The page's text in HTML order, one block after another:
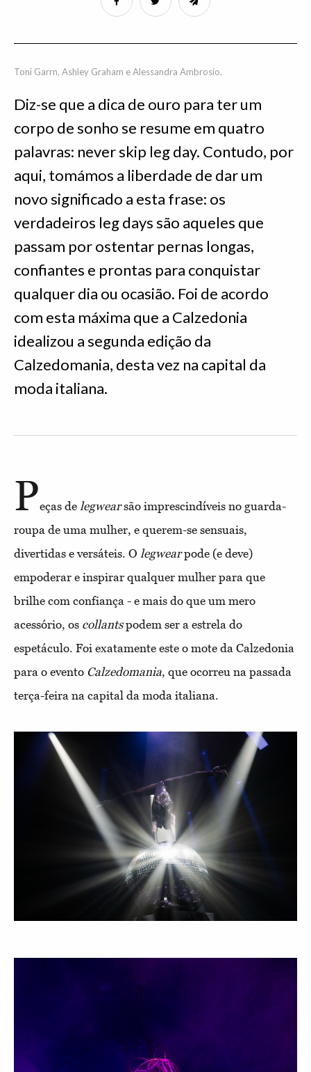
Toni Garrn, Ashley Graham e Alessandra Ambrosio.
Diz-se que a dica de ouro para ter um
corpo de sonho se resume em quatro
palavras: never skip leg day. Contudo, por
aqui, tomámos a liberdade de dar um
novo significado a esta frase: os
verdadeiros leg days são aqueles que
passam por ostentar pernas longas,
confiantes e prontas para conquistar
qualquer dia ou ocasião. Foi de acordo
com esta máxima que a Calzedonia
idealizou a segunda edição da
Calzedomania, desta vez na capital da
moda italiana.
Peças de legwearsão imprescindíveis no guarda-
roupa de uma mulher, e querem-se sensuais,
divertidas e versáteis. O legwearpode (e deve)
empoderar e inspirar qualquer mulher para que
brilhe com confiança - e mais do que um mero
acessório, os collantspodem ser a estrela do
espetáculo. Foi exatamente este o mote da Calzedonia
para o evento Calzedomania, que ocorreu na passada
terça-feira na capital da moda italiana.